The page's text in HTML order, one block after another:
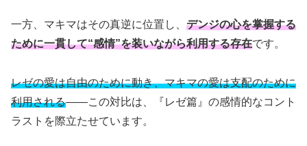
一方、マキマはその真逆に位置し、 デンジの心を掌握する
ために一貫して“感情”を装いながら利用する存在です。
レゼの愛は自由のために動き、マキマの愛は支配のために
利用される——この対比は、『レゼ篇』の感情的なコント
ラストを際立たせています。